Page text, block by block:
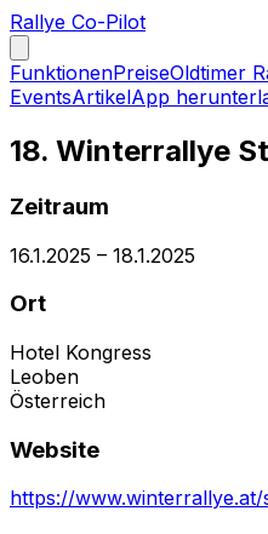
Rallye Co-Pilot
FunktionenPreiseOldtimer
EventsArtikelApp
18. Winterrallye
Zeitraum
16.1.2025 – 18.1.2025
Ort
Hotel Kongress
Leoben
Österreich
Website
https://www.winterrallye.at/